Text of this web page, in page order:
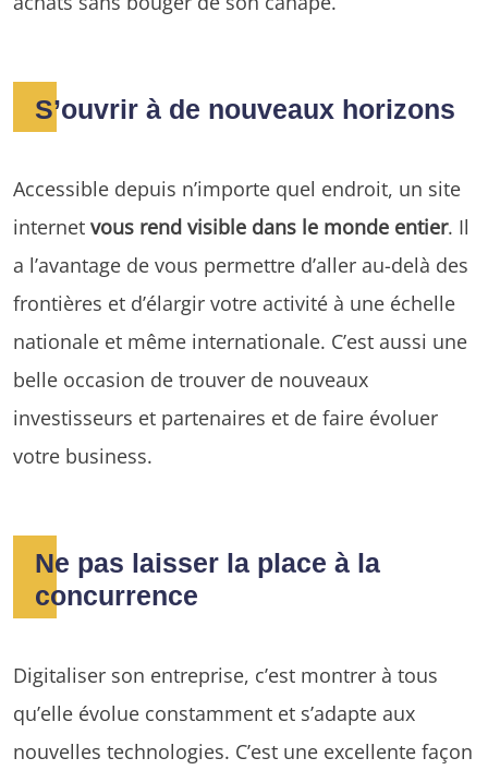
S’ouvrir à de nouveaux horizons
Accessible depuis n’importe quel endroit, un site
internet vous rend visible dans le monde entier. Il
a l’avantage de vous permettre d’aller au-delà des
frontières et d’élargir votre activité à une échelle
nationale et même internationale. C’est aussi une
belle occasion de trouver de nouveaux
investisseurs et partenaires et de faire évoluer
votre business.
Ne pas laisser la place à la
concurrence
Digitaliser son entreprise, c’est montrer à tous
qu’elle évolue constamment et s’adapte aux
nouvelles technologies. C’est une excellente façon